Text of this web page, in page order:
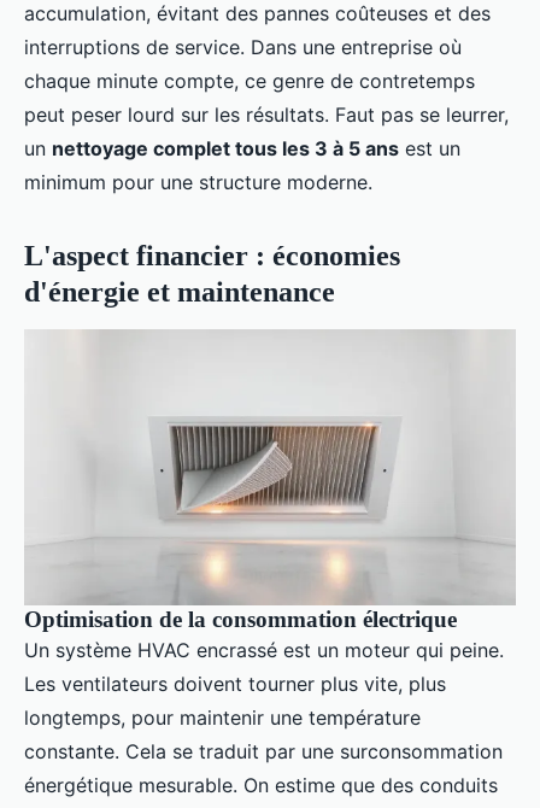
accumulation, évitant des pannes coûteuses et des
interruptions de service. Dans une entreprise où
chaque minute compte, ce genre de contretemps
peut peser lourd sur les résultats. Faut pas se leurrer,
un nettoyage complet tous les 3 à 5 ans est un
minimum pour une structure moderne.
L'aspect financier : économies
d'énergie et maintenance
Optimisation de la consommation électrique
Un système HVAC encrassé est un moteur qui peine.
Les ventilateurs doivent tourner plus vite, plus
longtemps, pour maintenir une température
constante. Cela se traduit par une surconsommation
énergétique mesurable. On estime que des conduits